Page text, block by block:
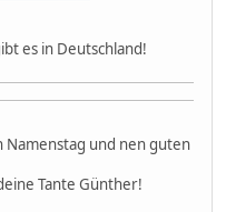
es in Deutschland!
und nen guten
Tante Günther!